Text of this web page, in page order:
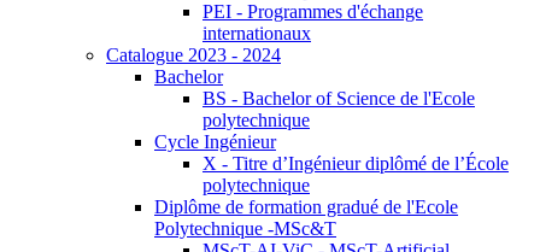
PEI - Programmes d'échange
internationaux
Catalogue 2023 - 2024
Bachelor
BS - Bachelor of Science de l'Ecole
polytechnique
Cycle Ingénieur
X - Titre d’Ingénieur diplômé de l’École
polytechnique
Diplôme de formation gradué de l'Ecole
Polytechnique -MSc&T